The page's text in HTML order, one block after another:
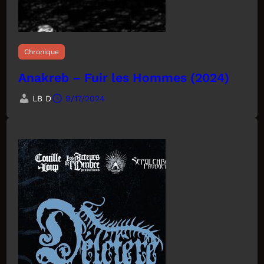
Chronique
Anakreb – Fuir les Hommes (2024)
LB D 9/17/2024